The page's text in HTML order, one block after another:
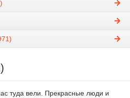
туда вели. Прекрасные люди и